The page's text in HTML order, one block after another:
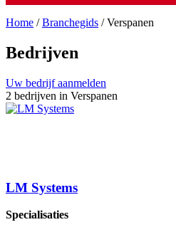
Home /Branchegids /Verspanen
Bedrijven
Uw bedrijf aanmelden
2 bedrijven in Verspanen
LM Systems
Specialisaties